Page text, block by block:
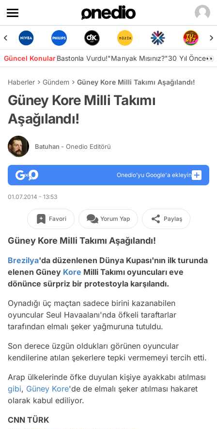
Güncel KonularBastonla Vurdu!"Manyak Mısınız?"30 Yıl Önce👀
Haberler Gündem Güney Kore Milli Takımı Aşağılandı!
Güney Kore Milli Takımı
Aşağılandı!
Batuhan - Onedio Editörü
Onedio’yu Google'a ekleyin
01.07.2014 - 13:53
Favori Yorum Yap Paylaş
Güney Kore Milli Takımı Aşağılandı!
Brezilya'da düzenlenen Dünya Kupası'nın ilk turunda
elenen Güney Kore Milli Takımı oyuncuları eve
dönünce sürpriz bir protestoyla karşılandı.
Oynadığı üç maçtan sadece birini kazanabilen
oyuncular Seul Havaalanı'nda öfkeli taraftarlar
tarafından elmalı şeker yağmuruna tutuldu.
Son derece üzgün oldukları görünen oyuncular
kendilerine atılan şekerlere tepki vermemeyi tercih etti.
Arap ülkelerinde öfke duyulan kişiye ayakkabı atılması
gibi, Güney Kore'de de elmalı şeker atılması hakaret
olarak kabul ediliyor.
CNN TÜRK